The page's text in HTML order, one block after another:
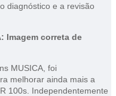
diagnóstico e a revisão
Imagem correta de
MUSICA, foi
melhorar ainda mais a
100s. Independentemente